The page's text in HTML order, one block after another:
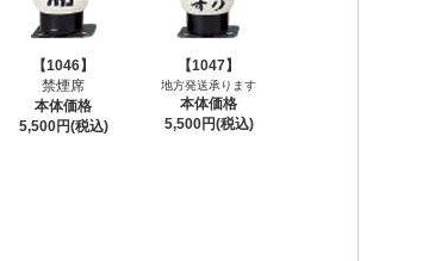
【1046】
禁煙席
本体価格
5,500円(税込)
【1047】
地方発送承ります
本体価格
5,500円(税込)